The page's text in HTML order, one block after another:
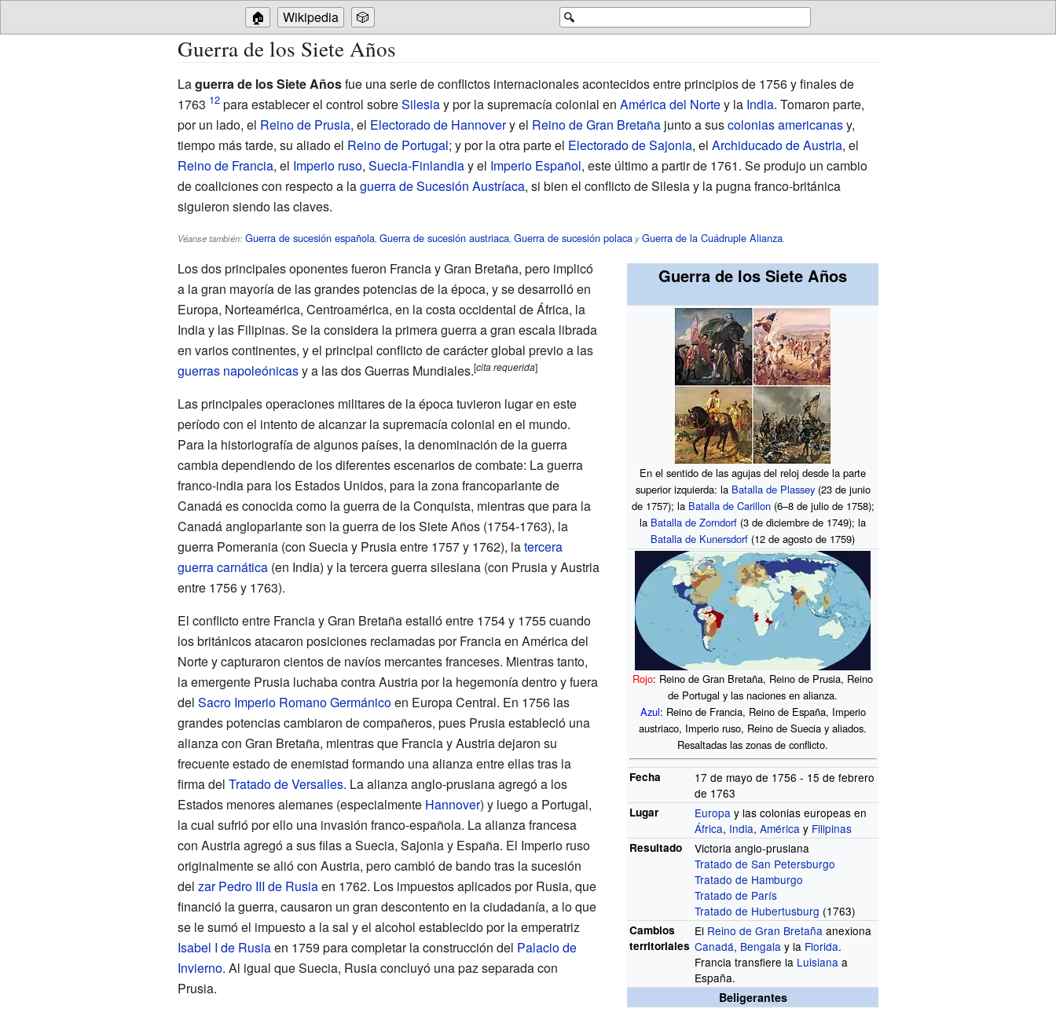
🔍
🏠 Wikipedia 🎲
Guerra de los Siete Años
Laguerra de los Siete Añosfue una serie de conflictos internacionales acontecidos entre principios de 1756 y finales de
1763
para establecer el control sobreSilesiay por la supremacía colonial en América del Nortey la India. Tomaron parte,
por un lado, el Reino de Prusia, el Electorado de Hannovery el Reino de Gran Bretañajunto a suscolonias americanasy,
tiempo más tarde, su aliado el Reino de Portugal; y por la otra parte el Electorado de Sajonia, el Archiducado de Austria, el
Reino de Francia, el Imperio ruso, Suecia-Finlandiay el Imperio Español, este último a partir de 1761. Se produjo un cambio
de coaliciones con respecto a laguerra de Sucesión Austríaca, si bien el conflicto de Silesia y la pugna franco-británica
siguieron siendo las claves.
Véanse también: Guerra de sucesión española, Guerra de sucesión austriaca, Guerra de sucesión polaca y Guerra de la Cuádruple Alianza.
Guerra de los Siete Años
En el sentido de las agujas del reloj desde la parte
superior izquierda: la Batalla de Plassey(23 de junio
de 1757); la Batalla de Carillon(6–8 de julio de 1758);
la Batalla de Zorndorf (3 de diciembre de 1749); la
Batalla de Kunersdorf (12 de agosto de 1759)
Rojo: Reino de Gran Bretaña, Reino de Prusia, Reino
de Portugal y las naciones en alianza.
Azul: Reino de Francia, Reino de España, Imperio
austriaco, Imperio ruso, Reino de Suecia y aliados.
Resaltadas las zonas de conflicto.
Fecha
17 de mayo de 1756 - 15 de febrero
de 1763
Lugar Europa y las colonias europeas en
África, India,América y Filipinas
Resultado
Victoria anglo-prusiana
Tratado de San Petersburgo
Tratado de Hamburgo
Tratado de París
Tratado de Hubertusburg (1763)
Cambios
territoriales
El Reino de Gran Bretaña anexiona
Canadá, Bengala y la Florida.
Francia transfiere la Luisiana a
España.
Beligerantes
Los dos principales oponentes fueron Francia y Gran Bretaña, pero implicó
a la gran mayoría de las grandes potencias de la época, y se desarrolló en
Europa, Norteamérica, Centroamérica, en la costa occidental de África, la
India y las Filipinas. Se la considera la primera guerra a gran escala librada
en varios continentes, y el principal conflicto de carácter global previo a las
guerras napoleónicasy a las dos Guerras Mundiales.[cita requerida]
Las principales operaciones militares de la época tuvieron lugar en este
período con el intento de alcanzar la supremacía colonial en el mundo.
Para la historiografía de algunos países, la denominación de la guerra
cambia dependiendo de los diferentes escenarios de combate: La guerra
franco-india para los Estados Unidos, para la zona francoparlante de
Canadá es conocida como la guerra de la Conquista, mientras que para la
Canadá angloparlante son la guerra de los Siete Años (1754-1763), la
guerra Pomerania (con Suecia y Prusia entre 1757 y 1762), latercera
guerra carnática(en India) y la tercera guerra silesiana (con Prusia y Austria
entre 1756 y 1763).
El conflicto entre Francia y Gran Bretaña estalló entre 1754 y 1755 cuando
los británicos atacaron posiciones reclamadas por Francia en América del
Norte y capturaron cientos de navíos mercantes franceses. Mientras tanto,
la emergente Prusia luchaba contra Austria por la hegemonía dentro y fuera
del Sacro Imperio Romano Germánicoen Europa Central. En 1756 las
grandes potencias cambiaron de compañeros, pues Prusia estableció una
alianza con Gran Bretaña, mientras que Francia y Austria dejaron su
frecuente estado de enemistad formando una alianza entre ellas tras la
firma del Tratado de Versalles. La alianza anglo-prusiana agregó a los
Estados menores alemanes (especialmente Hannover) y luego a Portugal,
la cual sufrió por ello una invasión franco-española. La alianza francesa
con Austria agregó a sus filas a Suecia, Sajonia y España. El Imperio ruso
originalmente se alió con Austria, pero cambió de bando tras la sucesión
del zar Pedro III de Rusiaen 1762. Los impuestos aplicados por Rusia, que
financió la guerra, causaron un gran descontento en la ciudadanía, a lo que
se le sumó el impuesto a la sal y el alcohol establecido por la emperatriz
Isabel I de Rusiaen 1759 para completar la construcción del Palacio de
Invierno. Al igual que Suecia, Rusia concluyó una paz separada con
Prusia.